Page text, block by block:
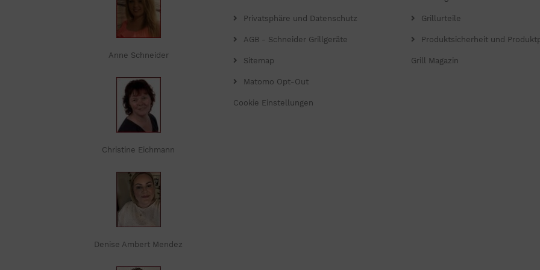
Anne Schneider
Christine Eichmann
Denise Ambert Mendez
Privatsphäre und Datenschutz
AGB - Schneider Grillgeräte
Sitemap
Matomo Opt-Out
Cookie Einstellungen
Grillurteile
Produktsicherheit und
Grill Magazin